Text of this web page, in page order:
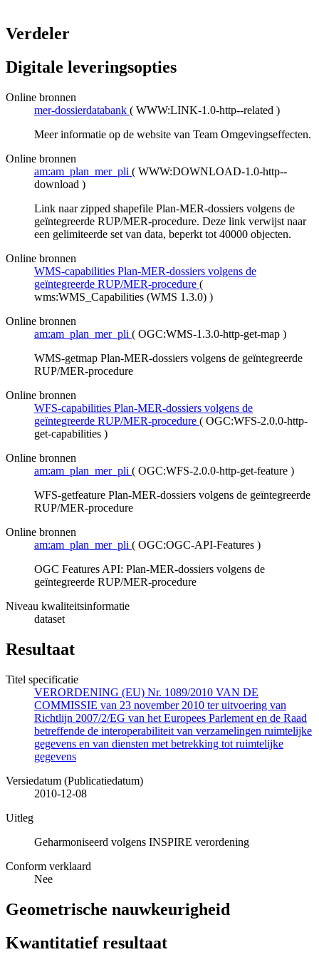
Verdeler
Digitale leveringsopties
Online bronnen
mer-dossierdatabank ( WWW:LINK-1.0-http--related )
Meer informatie op de website van Team Omgevingseffecten.
Online bronnen
am:am_plan_mer_pli ( WWW:DOWNLOAD-1.0-http--
download )
Link naar zipped shapefile Plan-MER-dossiers volgens de
geïntegreerde RUP/MER-procedure. Deze link verwijst naar
een gelimiteerde set van data, beperkt tot 40000 objecten.
Online bronnen
WMS-capabilities Plan-MER-dossiers volgens de
geïntegreerde RUP/MER-procedure (
wms:WMS_Capabilities (WMS 1.3.0) )
Online bronnen
am:am_plan_mer_pli ( OGC:WMS-1.3.0-http-get-map )
WMS-getmap Plan-MER-dossiers volgens de geïntegreerde
RUP/MER-procedure
Online bronnen
WFS-capabilities Plan-MER-dossiers volgens de
geïntegreerde RUP/MER-procedure ( OGC:WFS-2.0.0-http-
get-capabilities )
Online bronnen
am:am_plan_mer_pli ( OGC:WFS-2.0.0-http-get-feature )
WFS-getfeature Plan-MER-dossiers volgens de geïntegreerde
RUP/MER-procedure
Online bronnen
am:am_plan_mer_pli ( OGC:OGC-API-Features )
OGC Features API: Plan-MER-dossiers volgens de
geïntegreerde RUP/MER-procedure
Niveau kwaliteitsinformatie
dataset
Resultaat
Titel specificatie
VERORDENING (EU) Nr. 1089/2010 VAN DE
COMMISSIE van 23 november 2010 ter uitvoering van
Richtlijn 2007/2/EG van het Europees Parlement en de Raad
betreffende de interoperabiliteit van verzamelingen ruimtelijke
gegevens en van diensten met betrekking tot ruimtelijke
gegevens
Versiedatum (Publicatiedatum)
2010-12-08
Uitleg
Geharmoniseerd volgens INSPIRE verordening
Conform verklaard
Nee
Geometrische nauwkeurigheid
Kwantitatief resultaat